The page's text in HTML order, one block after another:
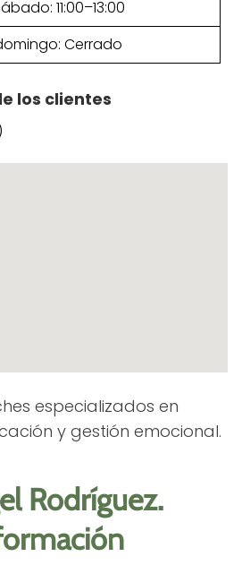
11:00–13:00
Cerrado
los clientes
especializados en
y gestión emocional.
Rodríguez.